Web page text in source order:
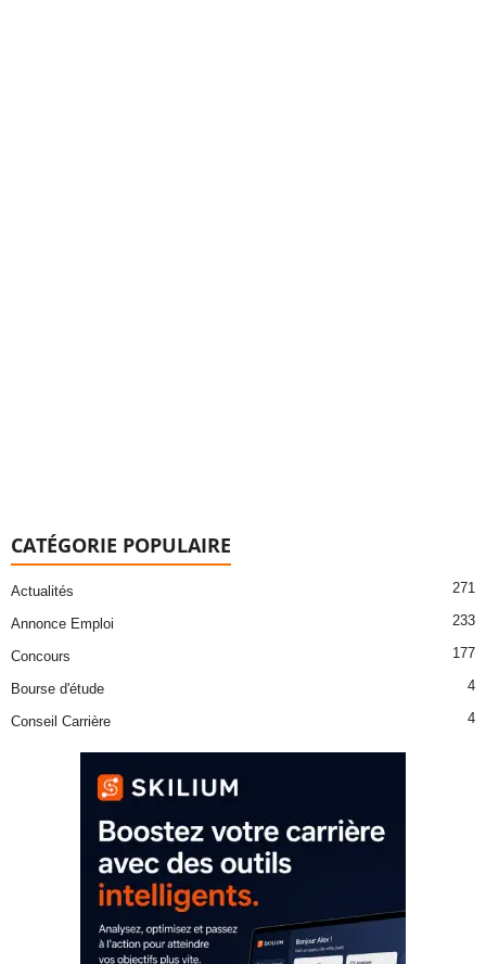
CATÉGORIE POPULAIRE
Actualités 271
Annonce Emploi 233
Concours 177
Bourse d'étude 4
Conseil Carrière 4